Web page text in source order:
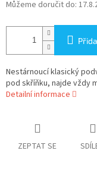
Můžeme doručit do:
Nestárnoucí klasický
pod skříňku, najde vždy
Detailní informace
ZEPTAT SE